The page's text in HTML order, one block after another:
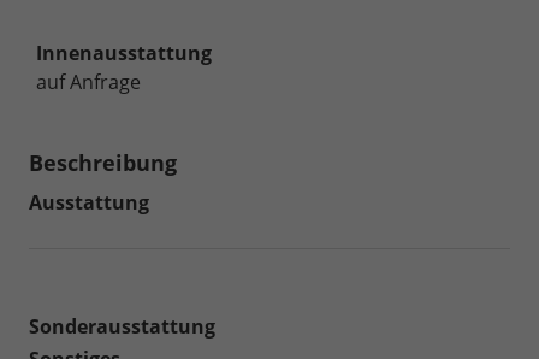
Innenausstattung
auf Anfrage
Beschreibung
Ausstattung
Sonderausstattung